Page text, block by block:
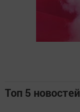
Топ 5 новостей